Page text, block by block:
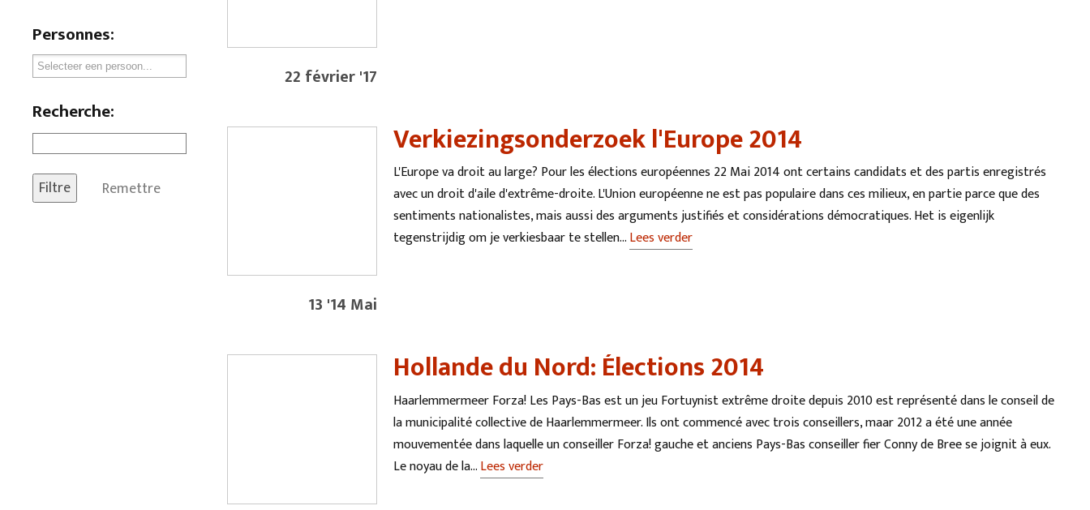
Personnes:
Recherche:
Remettre
22 février '17
13 '14 Mai
Verkiezingsonderzoek l'Europe 2014
L'Europe va droit au large? Pour les élections européennes 22 Mai 2014 ont certains candidats et des partis enregistrés
avec un droit d'aile d'extrême-droite. L'Union européenne ne est pas populaire dans ces milieux, en partie parce que des
sentiments nationalistes, mais aussi des arguments justifiés et considérations démocratiques. Het is eigenlijk
tegenstrijdig om je verkiesbaar te stellen…Lees verder
Hollande du Nord: Élections 2014
Haarlemmermeer Forza! Les Pays-Bas est un jeu Fortuynist extrême droite depuis 2010 est représenté dans le conseil de
la municipalité collective de Haarlemmermeer. Ils ont commencé avec trois conseillers, maar 2012 a été une année
mouvementée dans laquelle un conseiller Forza! gauche et anciens Pays-Bas conseiller fier Conny de Bree se joignit à eux.
Le noyau de la…Lees verder